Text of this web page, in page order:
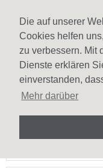
Die auf unserer
Cookies helfen
zu verbessern. Mit
Dienste erklären
einverstanden,
Mehr darüber